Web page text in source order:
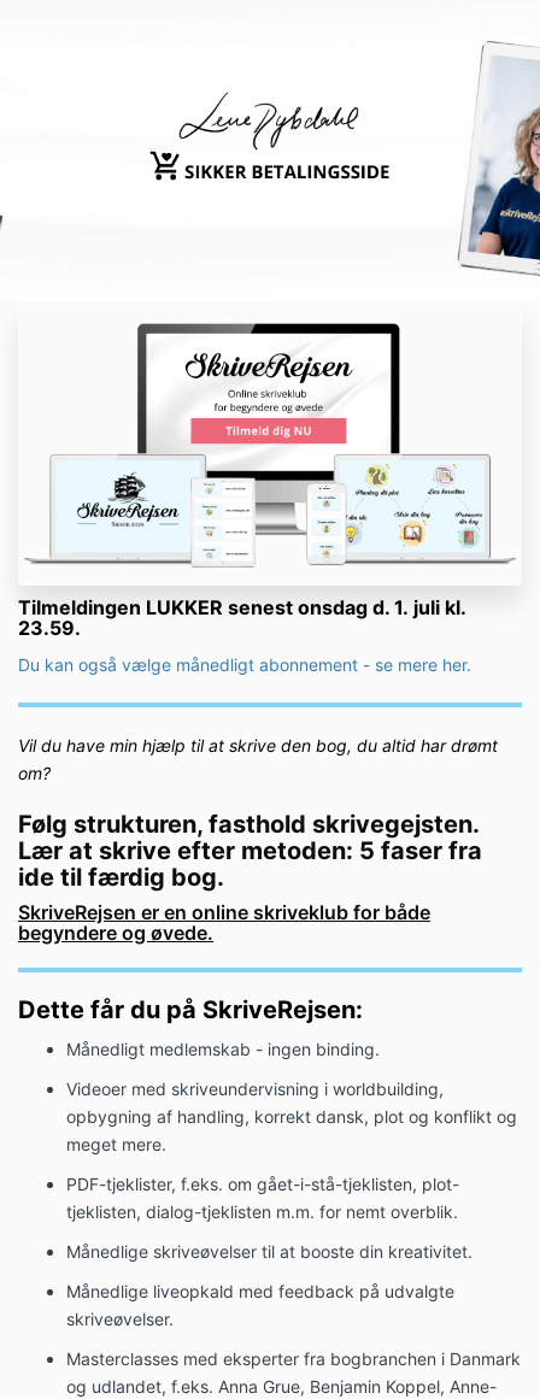
Tilmeldingen LUKKER senest onsdag d. 1. juli kl.
23.59.
Du kan også vælge månedligt abonnement - se mere her.
Vil du have min hjælp til at skrive den bog, du altid har drømt
om?
Følg strukturen, fasthold skrivegejsten.
Lær at skrive efter metoden: 5 faser fra
ide til færdig bog.
SkriveRejsen er en online skriveklub for både
begyndere og øvede.
Dette får du på SkriveRejsen:
Månedligt medlemskab - ingen binding.
Videoer med skriveundervisning i worldbuilding,
opbygning af handling, korrekt dansk, plot og konflikt og
meget mere.
PDF-tjeklister, f.eks. om gået-i-stå-tjeklisten, plot-
tjeklisten, dialog-tjeklisten m.m. for nemt overblik.
Månedlige skriveøvelser til at booste din kreativitet.
Månedlige liveopkald med feedback på udvalgte
skriveøvelser.
Masterclasses med eksperter fra bogbranchen i Danmark
og udlandet, f.eks. Anna Grue, Benjamin Koppel, Anne-